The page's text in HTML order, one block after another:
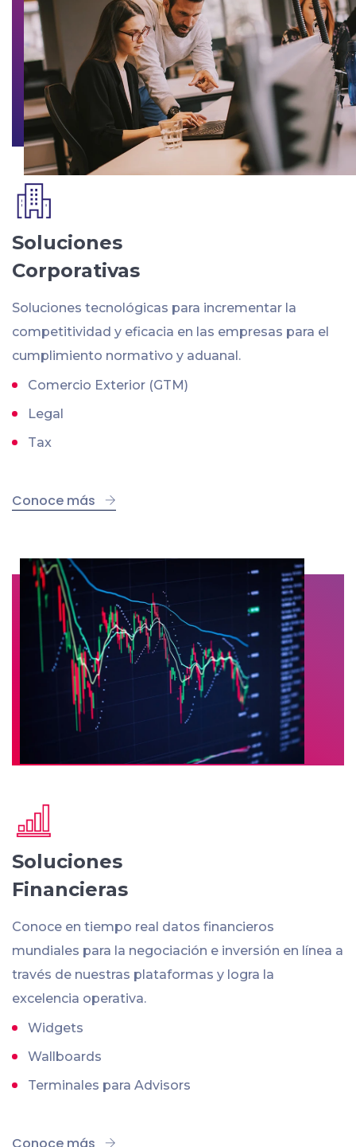
Soluciones
Corporativas
Soluciones tecnológicas para incrementar la
competitividad y eficacia en las empresas para el
cumplimiento normativo y aduanal.
Comercio Exterior (GTM)
Legal
Tax
Conoce más
Soluciones
Financieras
Conoce en tiempo real datos financieros
mundiales para la negociación e inversión en línea a
través de nuestras plataformas y logra la
excelencia operativa.
Widgets
Wallboards
Terminales para Advisors